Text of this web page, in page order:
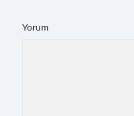
Yorum